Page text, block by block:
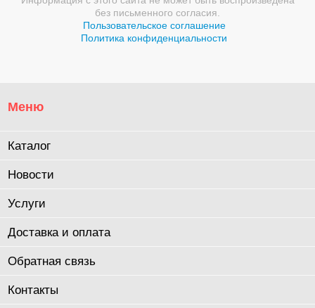
без письменного согласия.
Пользовательское соглашение
Политика конфиденциальности
Меню
Каталог
Новости
Услуги
Доставка и оплата
Обратная связь
Контакты